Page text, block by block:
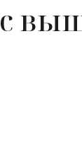
с